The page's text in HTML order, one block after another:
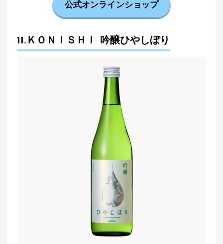
公式オンラインショップ
11.ＫＯＮＩＳＨＩ 吟醸ひやしぼり